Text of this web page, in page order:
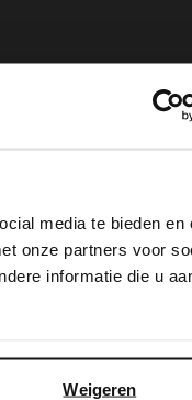
media te bieden en
onze partners voor
informatie die u
Weigeren
21
×